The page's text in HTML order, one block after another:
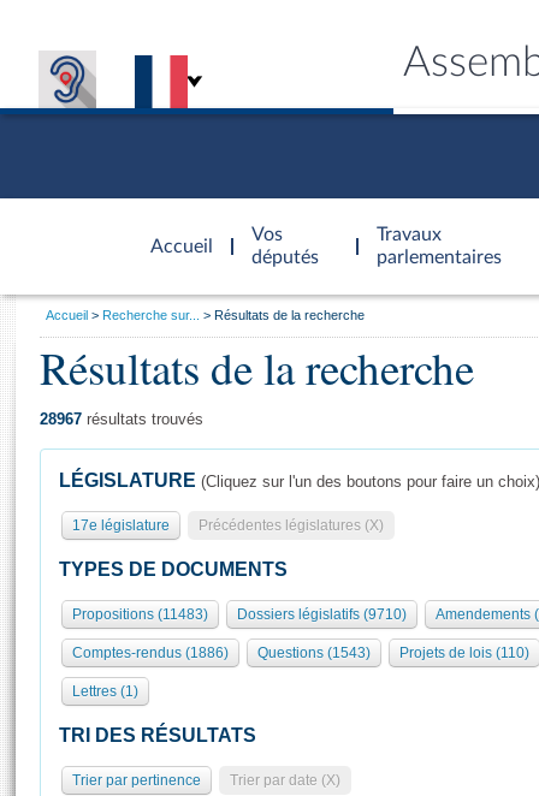
Accueil
d'accueil
Vos
députés
Travaux
parlementaires
Présidence
577 députés
Groupes politiques
Élections législatives
Séance publique
Commissions et autres organes
Europe et International
Contrôle et évaluation
Congrès
Pétitions
Général
Rôle et pouvoirs de l'Assemblée
Organisation de l'Assemblée
Présidence Conférence des Présidents Bureau Collège des
Statistiques et chiffres clés
Transparence et déontologie
Visiter l'Assemblée
Visite virtuelle du palais Bourbon
Assister à une séance
Accès des chercheurs à l’Assemblée
Les évènements
Vous
Accueil Recherche sur... Résultats de la recherche
Résultats de la recherche
28967 résultats trouvés
LÉGISLATURE (Cliquez sur l'un des boutons pour faire un choix)
17e législature Précédentes législatures (X)
TYPES DE DOCUMENTS
Propositions (11483) Dossiers législatifs (9710) Amendements
Comptes-rendus (1886) Questions (1543) Projets de lois (110)
Lettres (1)
TRI DES RÉSULTATS
Trier par pertinence Trier par date (X)